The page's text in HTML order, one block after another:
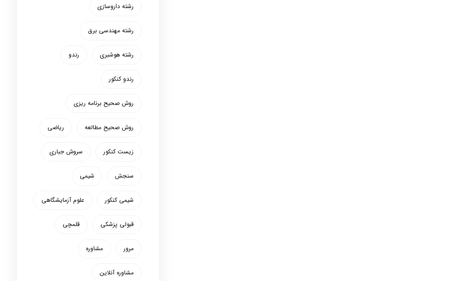
رشته داروسازی
رشته مهندسی برق
رشته هوشبری رندو
رندو کنکور
روش صحیح برنامه ریزی
روش صحیح مطالعه ریاضی
زیست کنکور سروش جباری
سنجش شیمی
شیمی کنکور علوم آزمایشگاهی
قبولی پزشکی قلمچی
مرور مشاوره
مشاوره آنلاین